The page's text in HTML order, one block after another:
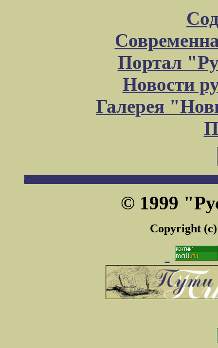
Портал
Новости
Галерея
© 1999
Copyright